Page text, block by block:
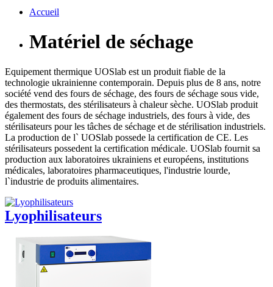
Accueil
Matériel de séchage
Equipement thermique UOSlab est un produit fiable de la
technologie ukrainienne contemporain. Depuis plus de 8 ans, notre
société vend des fours de séchage, des fours de séchage sous vide,
des thermostats, des stérilisateurs à chaleur sèche. UOSlab produit
également des fours de séchage industriels, des fours à vide, des
stérilisateurs pour les tâches de séchage et de stérilisation industriels.
La production de l` UOSlab possede la certification de CE. Les
stérilisateurs possedent la certification médicale. UOSlab fournit sa
production aux laboratoires ukrainiens et européens, institutions
médicales, laboratoires pharmaceutiques, l'industrie lourde,
l`industrie de produits alimentaires.
Lyophilisateurs